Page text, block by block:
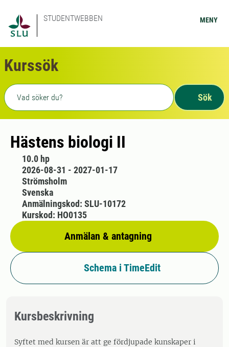
STUDENTWEBBEN MENY
Kurssök
Fritext sökning
Sök
Hästens biologi II
10.0 hp
2026-08-31 - 2027-01-17
Strömsholm
Svenska
Anmälan & antagning
Anmälningskod: SLU-10172
Kurskod: HO0135
Schema i TimeEdit
Kursbeskrivning
Syftet med kursen är att ge fördjupade kunskaper i